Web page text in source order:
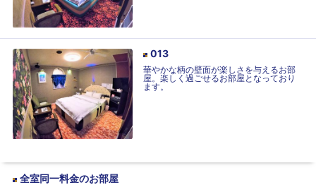
013
華やかな柄の壁面が楽しさを与えるお部
屋。楽しく過ごせるお部屋となっており
ます。
全室同一料金のお部屋